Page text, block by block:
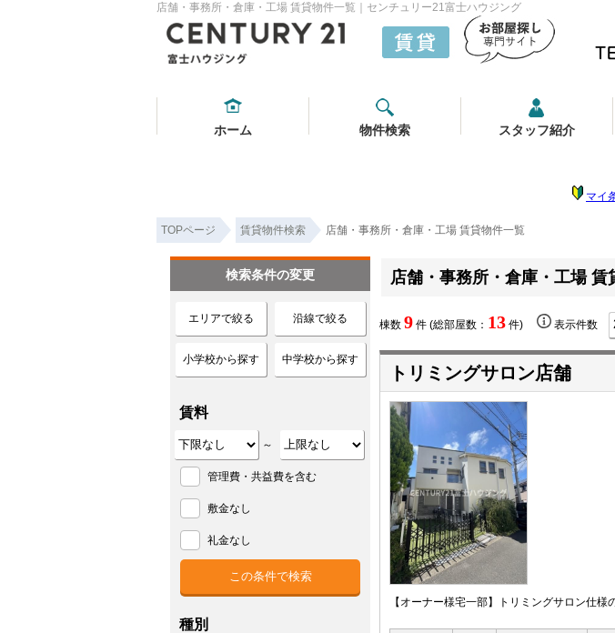
店舗・事務所・倉庫・工場 賃貸物件一覧｜センチュリー21富士ハウジング
ホーム 物件検索 スタッフ紹介
マイ
TOPページ 賃貸物件検索 店舗・事務所・倉庫・工場 賃貸物件一覧
店舗・事務所・倉庫・工場 賃
棟数 9 件 (総部屋数： 13 件) 表示件数
トリミングサロン店舗
【オーナー様宅一部】トリミングサロン仕
検索条件の変更
エリアで絞る 沿線で絞る
小学校から探す 中学校から探す
賃料
～
管理費・共益費を含む
敷金なし
礼金なし
種別